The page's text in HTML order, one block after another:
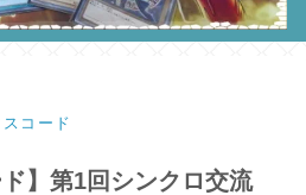
コード
ド】第1回シンクロ交流